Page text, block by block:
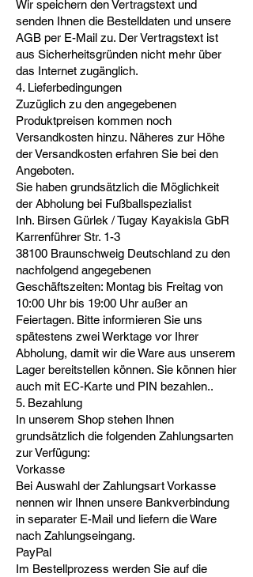
Wir speichern den Vertragstext und
senden Ihnen die Bestelldaten und unsere
AGB per E-Mail zu. Der Vertragstext ist
aus Sicherheitsgründen nicht mehr über
das Internet zugänglich.
4. Lieferbedingungen
Zuzüglich zu den angegebenen
Produktpreisen kommen noch
Versandkosten hinzu. Näheres zur Höhe
der Versandkosten erfahren Sie bei den
Angeboten.
Sie haben grundsätzlich die Möglichkeit
der Abholung bei Fußballspezialist
Inh. Birsen Gürlek / Tugay Kayakisla GbR
Karrenführer Str. 1-3
38100 Braunschweig Deutschland zu den
nachfolgend angegebenen
Geschäftszeiten: Montag bis Freitag von
10:00 Uhr bis 19:00 Uhr außer an
Feiertagen. Bitte informieren Sie uns
spätestens zwei Werktage vor Ihrer
Abholung, damit wir die Ware aus unserem
Lager bereitstellen können. Sie können hier
auch mit EC-Karte und PIN bezahlen..
5. Bezahlung
In unserem Shop stehen Ihnen
grundsätzlich die folgenden Zahlungsarten
zur Verfügung:
Vorkasse
Bei Auswahl der Zahlungsart Vorkasse
nennen wir Ihnen unsere Bankverbindung
in separater E-Mail und liefern die Ware
nach Zahlungseingang.
PayPal
Im Bestellprozess werden Sie auf die